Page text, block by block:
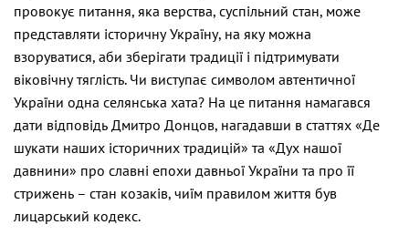
провокує питання, яка верства, суспільний стан, може
представляти історичну Україну, на яку можна
взоруватися, аби зберігати традиції і підтримувати
віковічну тяглість. Чи виступає символом автентичної
України одна селянська хата? На це питання намагався
дати відповідь Дмитро Донцов, нагадавши в статтях «Де
шукати наших історичних традицій» та «Дух нашої
давнини» про славні епохи давньої України та про її
стрижень – стан козаків, чиїм правилом життя був
лицарський кодекс.